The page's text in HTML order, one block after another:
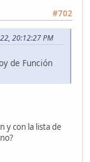
#702
20:12:27 PM
de Función
y con la lista de